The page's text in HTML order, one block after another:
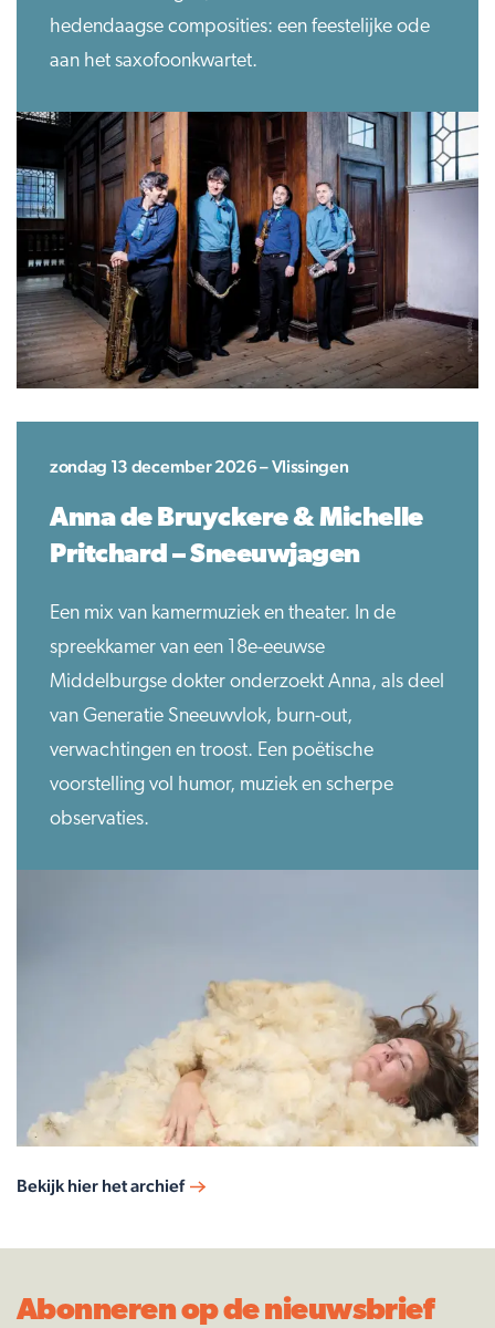
hedendaagse composities: een feestelijke ode
aan het saxofoonkwartet.
zondag 13 december 2026 – Vlissingen
Anna de Bruyckere & Michelle
Pritchard – Sneeuwjagen
Een mix van kamermuziek en theater. In de
spreekkamer van een 18e-eeuwse
Middelburgse dokter onderzoekt Anna, als deel
van Generatie Sneeuwvlok, burn-out,
verwachtingen en troost. Een poëtische
voorstelling vol humor, muziek en scherpe
observaties.
Bekijk hier het archief
Abonneren op de nieuwsbrief